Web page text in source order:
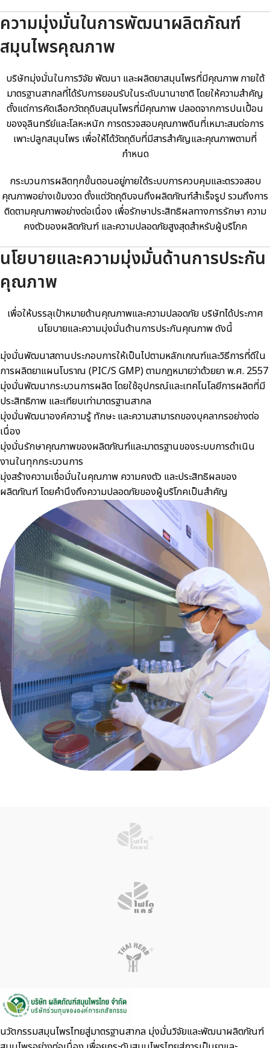
ความมุ่งมั่นในการพัฒนาผลิตภัณฑ์
สมุนไพรคุณภาพ
บริษัทมุ่งมั่นในการวิจัย พัฒนา และผลิตยาสมุนไพรที่มีคุณภาพ ภายใต้
มาตรฐานสากลที่ได้รับการยอมรับในระดับนานาชาติ โดยให้ความสำคัญ
ตั้งแต่การคัดเลือกวัตถุดิบสมุนไพรที่มีคุณภาพ ปลอดจากการปนเปื้อน
ของจุลินทรีย์และโลหะหนัก การตรวจสอบคุณภาพดินที่เหมาะสมต่อการ
เพาะปลูกสมุนไพร เพื่อให้ได้วัตถุดิบที่มีสารสำคัญและคุณภาพตามที่
กำหนด
กระบวนการผลิตทุกขั้นตอนอยู่ภายใต้ระบบการควบคุมและตรวจสอบ
คุณภาพอย่างเข้มงวด ตั้งแต่วัตถุดิบจนถึงผลิตภัณฑ์สำเร็จรูป รวมถึงการ
ติดตามคุณภาพอย่างต่อเนื่อง เพื่อรักษาประสิทธิผลทางการรักษา ความ
คงตัวของผลิตภัณฑ์ และความปลอดภัยสูงสุดสำหรับผู้บริโภค
นโยบายและความมุ่งมั่นด้านการประกัน
คุณภาพ
เพื่อให้บรรลุเป้าหมายด้านคุณภาพและความปลอดภัย บริษัทได้ประกาศ
นโยบายและความมุ่งมั่นด้านการประกันคุณภาพ ดังนี้
มุ่งมั่นพัฒนาสถานประกอบการให้เป็นไปตามหลักเกณฑ์และวิธีการที่ดีใน
การผลิตยาแผนโบราณ (PIC/S GMP) ตามกฎหมายว่าด้วยยา พ.ศ. 2557
มุ่งมั่นพัฒนากระบวนการผลิต โดยใช้อุปกรณ์และเทคโนโลยีการผลิตที่มี
ประสิทธิภาพ และเทียบเท่ามาตรฐานสากล
มุ่งมั่นพัฒนาองค์ความรู้ ทักษะ และความสามารถของบุคลากรอย่างต่อ
เนื่อง
มุ่งมั่นรักษาคุณภาพของผลิตภัณฑ์และมาตรฐานของระบบการดำเนิน
งานในทุกกระบวนการ
มุ่งสร้างความเชื่อมั่นในคุณภาพ ความคงตัว และประสิทธิผลของ
ผลิตภัณฑ์ โดยคำนึงถึงความปลอดภัยของผู้บริโภคเป็นสำคัญ
นวัตกรรมสมุนไพรไทยสู่มาตรฐานสากล มุ่งมั่นวิจัยและพัฒนาผลิตภัณฑ์